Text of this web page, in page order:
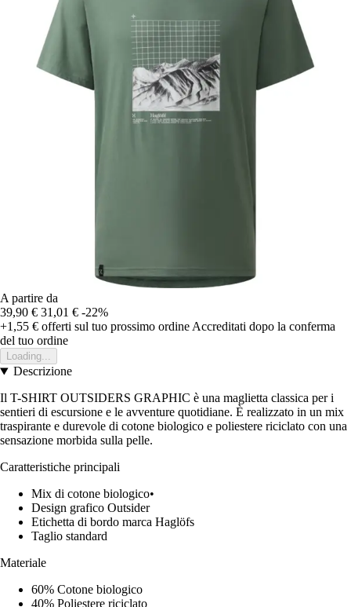
A partire da
39,90 € 31,01 € -22%
+1,55 € offerti sul tuo prossimo ordine Accreditati dopo la conferma
del tuo ordine
Loading...
Descrizione
Il T-SHIRT OUTSIDERS GRAPHIC è una maglietta classica per i
sentieri di escursione e le avventure quotidiane. È realizzato in un mix
traspirante e durevole di cotone biologico e poliestere riciclato con una
sensazione morbida sulla pelle.
Caratteristiche principali
Mix di cotone biologico•
Design grafico Outsider
Etichetta di bordo marca Haglöfs
Taglio standard
Materiale
60% Cotone biologico
40% Poliestere riciclato